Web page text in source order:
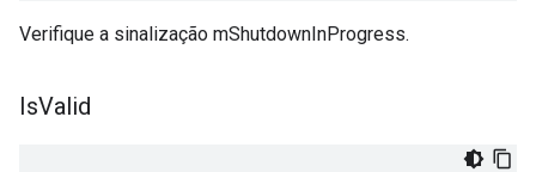
Verifique a sinalização mShutdownInProgress.
IsValid